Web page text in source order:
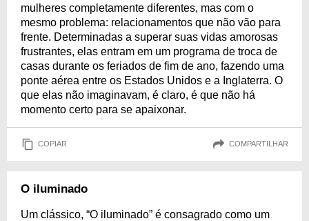
mulheres completamente diferentes, mas com o
mesmo problema: relacionamentos que não vão para
frente. Determinadas a superar suas vidas amorosas
frustrantes, elas entram em um programa de troca de
casas durante os feriados de fim de ano, fazendo uma
ponte aérea entre os Estados Unidos e a Inglaterra. O
que elas não imaginavam, é claro, é que não há
momento certo para se apaixonar.
COPIAR COMPARTILHAR
O iluminado
Um clássico, “O iluminado” é consagrado como um